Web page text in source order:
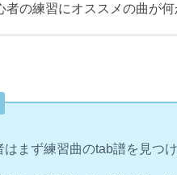
者の練習にオススメの曲が何
まず練習曲のtab譜を見つけ